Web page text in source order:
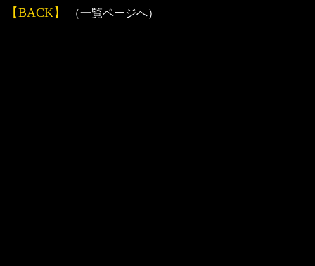
【BACK】 （一覧ページへ）